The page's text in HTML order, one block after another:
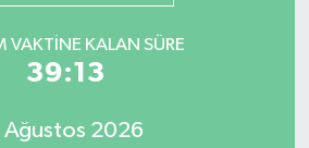
VAKTINE KALAN SÜRE
39:13
Ağustos 2026